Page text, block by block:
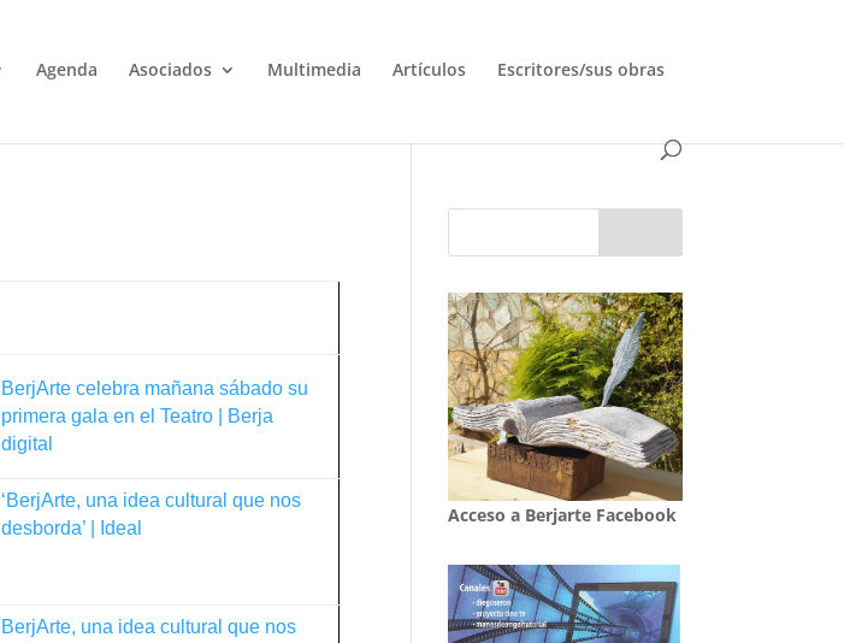
Agenda Asociados Multimedia Artículos Escritores/sus obras
BerjArte celebra mañana sábado su
primera gala en el Teatro | Berja
digital
‘BerjArte, una idea cultural que nos
desborda’ | Ideal
BerjArte, una idea cultural que nos
Acceso a Berjarte Facebook